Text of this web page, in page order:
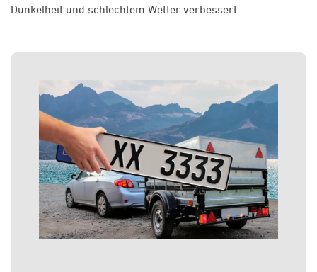
Dunkelheit und schlechtem Wetter verbessert.